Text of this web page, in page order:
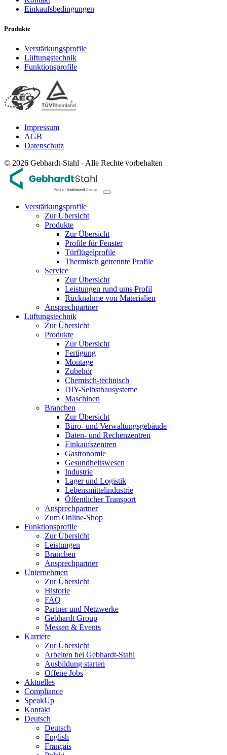
Einkaufsbedingungen
Produkte
Verstärkungsprofile
Lüftungstechnik
Funktionsprofile
Impressum
AGB
Datenschutz
© 2026 Gebhardt-Stahl - Alle Rechte vorbehalten
Verstärkungsprofile
Zur Übersicht
Produkte
Zur Übersicht
Profile für Fenster
Türflügelprofile
Thermisch getrennte Profile
Service
Zur Übersicht
Leistungen rund ums Profil
Rücknahme von Materialien
Ansprechpartner
Lüftungstechnik
Zur Übersicht
Produkte
Zur Übersicht
Fertigung
Montage
Zubehör
Chemisch-technisch
DIY-Selbstbausysteme
Maschinen
Branchen
Zur Übersicht
Büro- und Verwaltungsgebäude
Daten- und Rechenzentren
Einkaufszentren
Gastronomie
Gesundheitswesen
Industrie
Lager und Logistik
Lebensmittelindustrie
Öffentlicher Transport
Ansprechpartner
Zum Online-Shop
Funktionsprofile
Zur Übersicht
Leistungen
Branchen
Ansprechpartner
Unternehmen
Zur Übersicht
Historie
FAQ
Partner und Netzwerke
Gebhardt Group
Messen & Events
Karriere
Zur Übersicht
Arbeiten bei Gebhardt-Stahl
Ausbildung starten
Offene Jobs
Aktuelles
Compliance
SpeakUp
Kontakt
Deutsch
Deutsch
English
Français